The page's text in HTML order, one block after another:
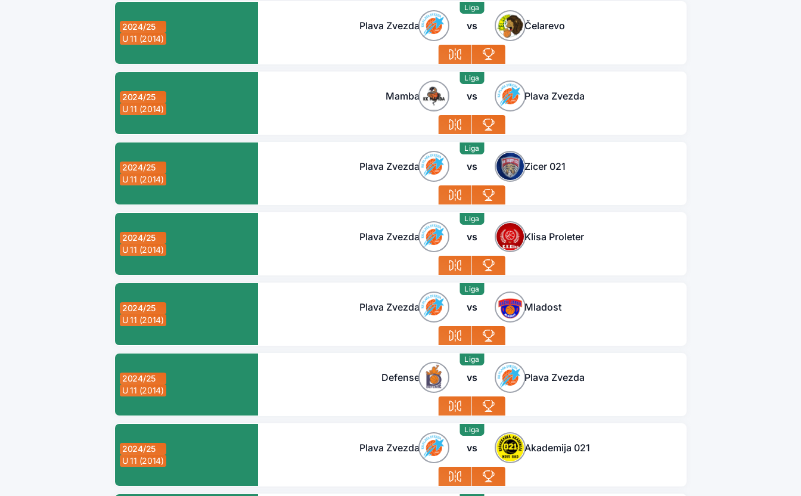
2024/25
U 11 (2014)
Plava Zvezda vs Čelarevo
Liga
2024/25
U 11 (2014)
Mamba vs Plava Zvezda
Liga
2024/25
U 11 (2014)
Plava Zvezda vs Zicer 021
Liga
2024/25
U 11 (2014)
Plava Zvezda vs Klisa Proleter
Liga
2024/25
U 11 (2014)
Plava Zvezda vs Mladost
Liga
2024/25
U 11 (2014)
Defense vs Plava Zvezda
Liga
2024/25
U 11 (2014)
Plava Zvezda vs Akademija 021
Liga